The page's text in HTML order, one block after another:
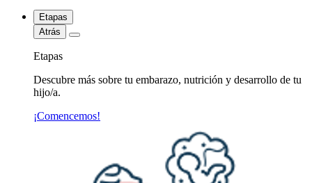
Etapas
Atrás
Etapas
Descubre más sobre tu embarazo, nutrición y desarrollo de tu
hijo/a.
¡Comencemos!